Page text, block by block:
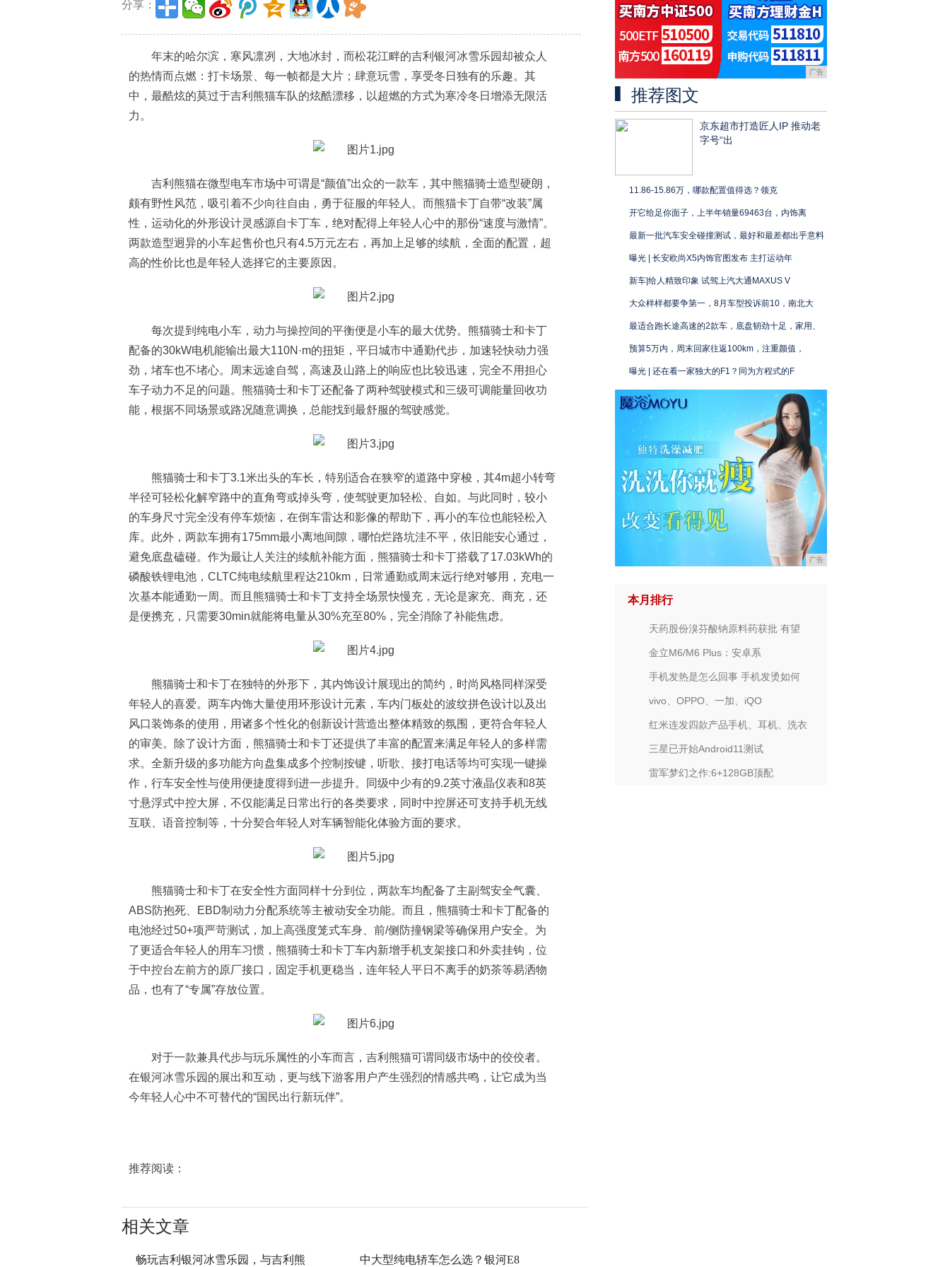
分享：
年末的哈尔滨，寒风凛冽，大地冰封，而松花江畔的吉利银河冰雪乐园却被众人
的热情而点燃：打卡场景、每一帧都是大片；肆意玩雪，享受冬日独有的乐趣。其
中，最酷炫的莫过于吉利熊猫车队的炫酷漂移，以超燃的方式为寒冷冬日增添无限活
力。
吉利熊猫在微型电车市场中可谓是“颜值”出众的一款车，其中熊猫骑士造型硬朗，
颇有野性风范，吸引着不少向往自由，勇于征服的年轻人。而熊猫卡丁自带“改装”属
性，运动化的外形设计灵感源自卡丁车，绝对配得上年轻人心中的那份“速度与激情”。
两款造型迥异的小车起售价也只有4.5万元左右，再加上足够的续航，全面的配置，超
高的性价比也是年轻人选择它的主要原因。
每次提到纯电小车，动力与操控间的平衡便是小车的最大优势。熊猫骑士和卡丁
配备的30kW电机能输出最大110N·m的扭矩，平日城市中通勤代步，加速轻快动力强
劲，堵车也不堵心。周末远途自驾，高速及山路上的响应也比较迅速，完全不用担心
车子动力不足的问题。熊猫骑士和卡丁还配备了两种驾驶模式和三级可调能量回收功
能，根据不同场景或路况随意调换，总能找到最舒服的驾驶感觉。
熊猫骑士和卡丁3.1米出头的车长，特别适合在狭窄的道路中穿梭，其4m超小转弯
半径可轻松化解窄路中的直角弯或掉头弯，使驾驶更加轻松、自如。与此同时，较小
的车身尺寸完全没有停车烦恼，在倒车雷达和影像的帮助下，再小的车位也能轻松入
库。此外，两款车拥有175mm最小离地间隙，哪怕烂路坑洼不平，依旧能安心通过，
避免底盘磕碰。作为最让人关注的续航补能方面，熊猫骑士和卡丁搭载了17.03kWh的
磷酸铁锂电池，CLTC纯电续航里程达210km，日常通勤或周末远行绝对够用，充电一
次基本能通勤一周。而且熊猫骑士和卡丁支持全场景快慢充，无论是家充、商充，还
是便携充，只需要30min就能将电量从30%充至80%，完全消除了补能焦虑。
熊猫骑士和卡丁在独特的外形下，其内饰设计展现出的简约，时尚风格同样深受
年轻人的喜爱。两车内饰大量使用环形设计元素，车内门板处的波纹拼色设计以及出
风口装饰条的使用，用诸多个性化的创新设计营造出整体精致的氛围，更符合年轻人
的审美。除了设计方面，熊猫骑士和卡丁还提供了丰富的配置来满足年轻人的多样需
求。全新升级的多功能方向盘集成多个控制按键，听歌、接打电话等均可实现一键操
作，行车安全性与使用便捷度得到进一步提升。同级中少有的9.2英寸液晶仪表和8英
寸悬浮式中控大屏，不仅能满足日常出行的各类要求，同时中控屏还可支持手机无线
互联、语音控制等，十分契合年轻人对车辆智能化体验方面的要求。
熊猫骑士和卡丁在安全性方面同样十分到位，两款车均配备了主副驾安全气囊、
ABS防抱死、EBD制动力分配系统等主被动安全功能。而且，熊猫骑士和卡丁配备的
电池经过50+项严苛测试，加上高强度笼式车身、前/侧防撞钢梁等确保用户安全。为
了更适合年轻人的用车习惯，熊猫骑士和卡丁车内新增手机支架接口和外卖挂钩，位
于中控台左前方的原厂接口，固定手机更稳当，连年轻人平日不离手的奶茶等易洒物
品，也有了“专属”存放位置。
对于一款兼具代步与玩乐属性的小车而言，吉利熊猫可谓同级市场中的佼佼者。
在银河冰雪乐园的展出和互动，更与线下游客用户产生强烈的情感共鸣，让它成为当
今年轻人心中不可替代的“国民出行新玩伴”。
推荐阅读：
相关文章
畅玩吉利银河冰雪乐园，与吉利熊 中大型纯电轿车怎么选？银河E8
广告
推荐图文
京东超市打造匠人IP 推动老
字号“出
11.86-15.86万，哪款配置值得选？领克
开它给足你面子，上半年销量69463台，内饰离
最新一批汽车安全碰撞测试，最好和最差都出乎意料
曝光 | 长安欧尚X5内饰官图发布 主打运动年
新车|给人精致印象 试驾上汽大通MAXUS V
大众样样都要争第一，8月车型投诉前10，南北大
最适合跑长途高速的2款车，底盘韧劲十足，家用、
预算5万内，周末回家往返100km，注重颜值，
曝光 | 还在看一家独大的F1？同为方程式的F
广告
本月排行
天药股份溴芬酸钠原料药获批 有望
金立M6/M6 Plus：安卓系
手机发热是怎么回事 手机发烫如何
vivo、OPPO、一加、iQO
红米连发四款产品手机、耳机、洗衣
三星已开始Android11测试
雷军梦幻之作:6+128GB顶配